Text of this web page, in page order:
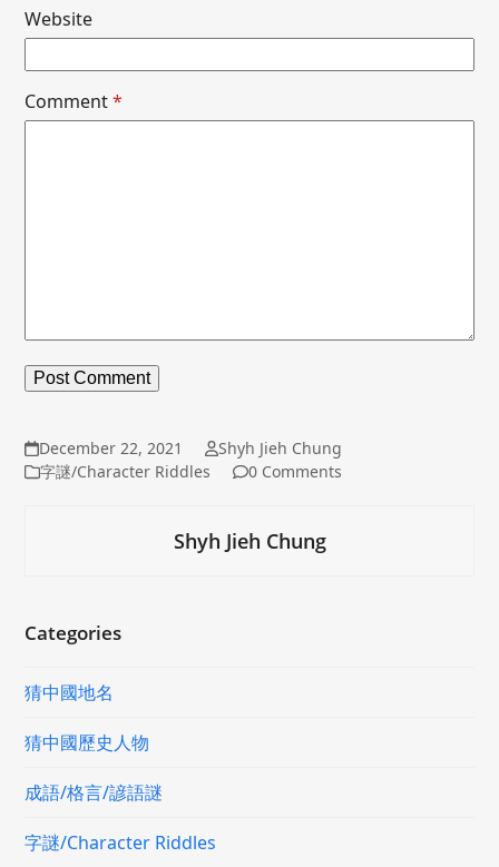
Website
Comment*
December 22, 2021
Shyh Jieh Chung
字謎/Character Riddles
0 Comments
Shyh Jieh Chung
Categories
猜中國地名
猜中國歷史人物
成語/格言/諺語謎
字謎/Character Riddles